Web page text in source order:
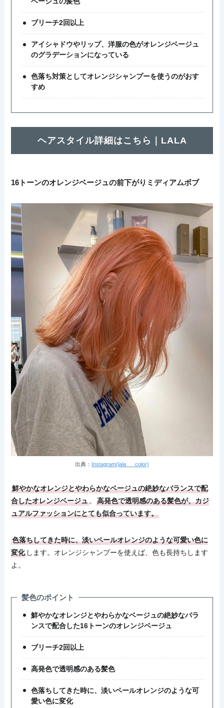
ブリーチ2回以上
アイシャドウやリップ、洋服の色がオレンジベージュ
のグラデーションになっている
色落ち対策としてオレンジシャンプーを使うのがおす
すめ
ヘアスタイル詳細はこちら｜LALA
16トーンのオレンジベージュの前下がりミディアムボブ
出典： Instagram(lala___color)
鮮やかなオレンジとやわらかなベージュの絶妙なバランスで配
合したオレンジベージュ 。高発色で透明感のある髪色が、カジ
ュアルファッションにとても似合っています。
色落ちしてきた時に、淡いペールオレンジのような可愛い色に
変化 します。オレンジシャンプーを使えば、色も長持ちします
よ。
髪色のポイント
鮮やかなオレンジとやわらかなベージュの絶妙なバラ
ンスで配合した16トーンのオレンジベージュ
ブリーチ2回以上
高発色で透明感のある髪色
色落ちしてきた時に、淡いペールオレンジのような可
愛い色に変化